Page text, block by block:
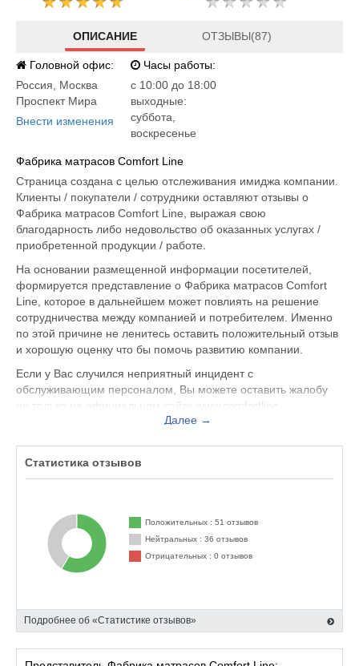
ОПИСАНИЕ ОТЗЫВЫ(87)
Головной офис:
Россия
Москва
Проспект Мира
Внести изменения
Часы работы:
c 10:00 до 18:00
выходные:
суббота,
воскресенье
Фабрика матрасов Comfort Line
Страница создана с целью отслеживания имиджа компании.
Клиенты / покупатели / сотрудники оставляют отзывы о
Фабрика матрасов Comfort Line, выражая свою
благодарность либо недовольство об оказанных услугах /
приобретенной продукции / работе.
На основании размещенной информации посетителей,
формируется представление о Фабрика матрасов Comfort
Line, которое в дальнейшем может повлиять на решение
сотрудничества между компанией и потребителем. Именно
по этой причине не ленитесь оставить положительный отзыв
и хорошую оценку что бы помочь развитию компании.
Если у Вас случился неприятный инцидент с
обслуживающим персоналом, Вы можете оставить жалобу
не только на официальном сайте www.comfortline-
mattress.ru, но и здесь. Представитель организации ответит
Фабрика матрасов Comfort Line находится по адресу Москва
Далее →
Статистика отзывов
Положительных : 51 отзывов
Нейтральных : 36 отзывов
Отрицательных : 0 отзывов
Подробнее об «Статистике отзывов»